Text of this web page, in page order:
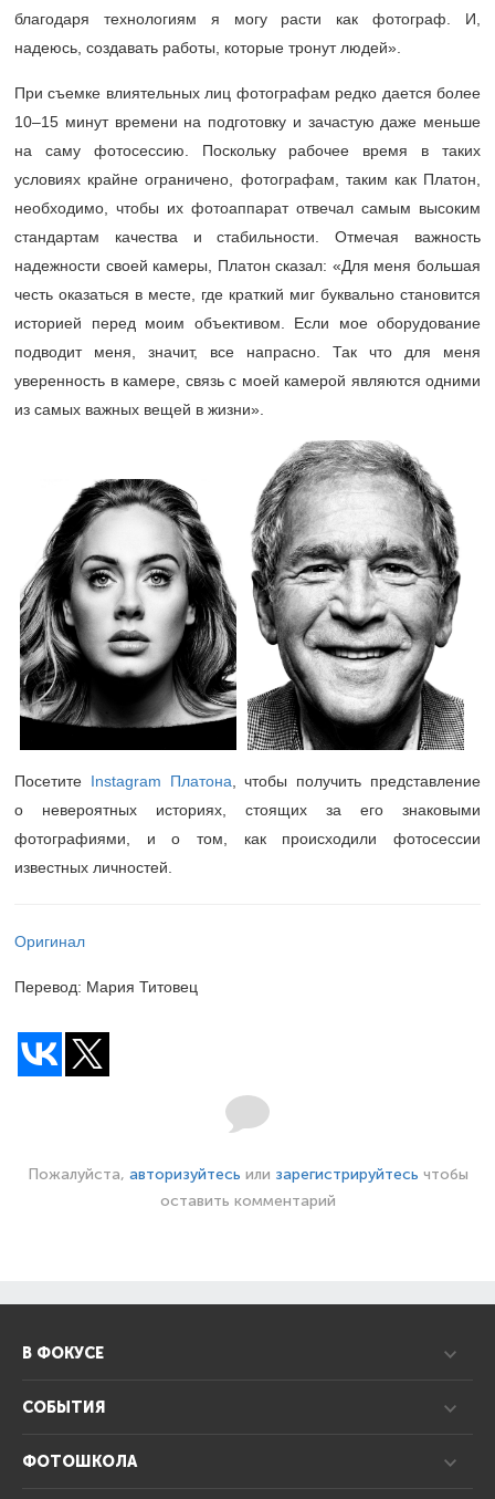
благодаря технологиям я могу расти как фотограф. И,
надеюсь, создавать работы, которые тронут людей».
При съемке влиятельных лиц фотографам редко дается более
10–15 минут времени на подготовку и зачастую даже меньше
на саму фотосессию. Поскольку рабочее время в таких
условиях крайне ограничено, фотографам, таким как Платон,
необходимо, чтобы их фотоаппарат отвечал самым высоким
стандартам качества и стабильности. Отмечая важность
надежности своей камеры, Платон сказал: «Для меня большая
честь оказаться в месте, где краткий миг буквально становится
историей перед моим объективом. Если мое оборудование
подводит меня, значит, все напрасно. Так что для меня
уверенность в камере, связь с моей камерой являются одними
из самых важных вещей в жизни».
Посетите Instagram Платона , чтобы получить представление
о невероятных историях, стоящих за его знаковыми
фотографиями, и о том, как происходили фотосессии
известных личностей.
Оригинал
Перевод: Мария Титовец
Пожалуйста, авторизуйтесь или зарегистрируйтесь чтобы
оставить комментарий
В ФОКУСЕ
СОБЫТИЯ
ФОТОШКОЛА